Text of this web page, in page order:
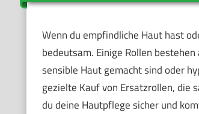
Wenn du empfindliche Haut hast
bedeutsam. Einige Rollen
sensible Haut gemacht sind oder
gezielte Kauf von Ersatzrollen, die
du deine Hautpflege sicher und